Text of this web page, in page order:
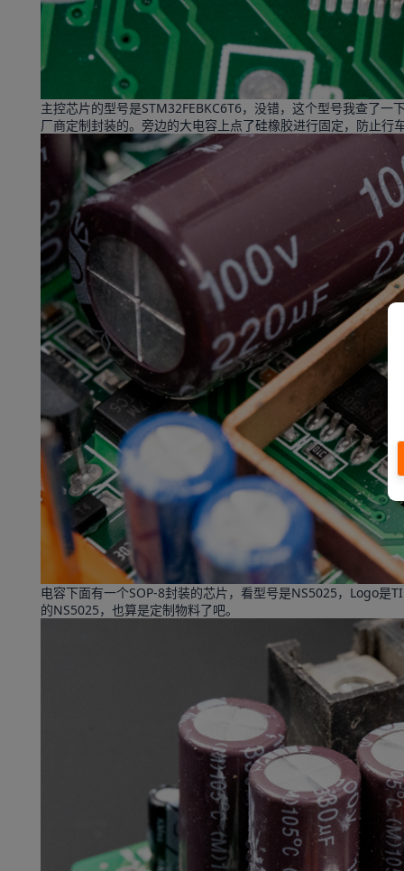
主控芯片的型号是STM32FEBKC6T6，没错，这个型号我查了
厂商定制封装的。旁边的大电容上点了硅橡胶进行固定，防止行
电容下面有一个SOP-8封装的芯片，看型号是NS5025，Logo
的NS5025，也算是定制物料了吧。